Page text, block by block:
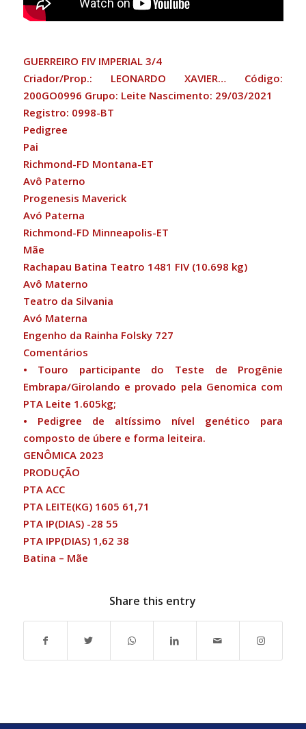
GUERREIRO FIV IMPERIAL 3/4
Criador/Prop.: LEONARDO XAVIER… Código:
200GO0996 Grupo: Leite Nascimento: 29/03/2021
Registro: 0998-BT
Pedigree
Pai
Richmond-FD Montana-ET
Avô Paterno
Progenesis Maverick
Avó Paterna
Richmond-FD Minneapolis-ET
Mãe
Rachapau Batina Teatro 1481 FIV (10.698 kg)
Avô Materno
Teatro da Silvania
Avó Materna
Engenho da Rainha Folsky 727
Comentários
• Touro participante do Teste de Progênie
Embrapa/Girolando e provado pela Genomica com
PTA Leite 1.605kg;
• Pedigree de altíssimo nível genético para
composto de úbere e forma leiteira.
GENÔMICA 2023
PRODUÇÃO
PTA ACC
PTA LEITE(KG) 1605 61,71
PTA IP(DIAS) -28 55
PTA IPP(DIAS) 1,62 38
Batina – Mãe
Share this entry